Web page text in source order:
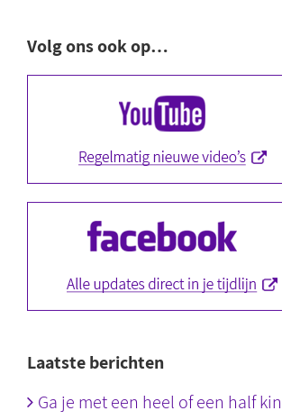
Volg ons ook op…
Laatste berichten
Ga je met een heel of een half